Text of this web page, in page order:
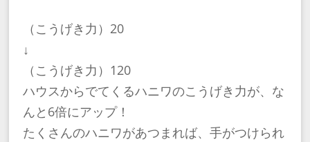
（こうげき力）20
↓
（こうげき力）120
ハウスからでてくるハニワのこうげき力が、な
んと6倍にアップ！
たくさんのハニワがあつまれば、手がつけられ